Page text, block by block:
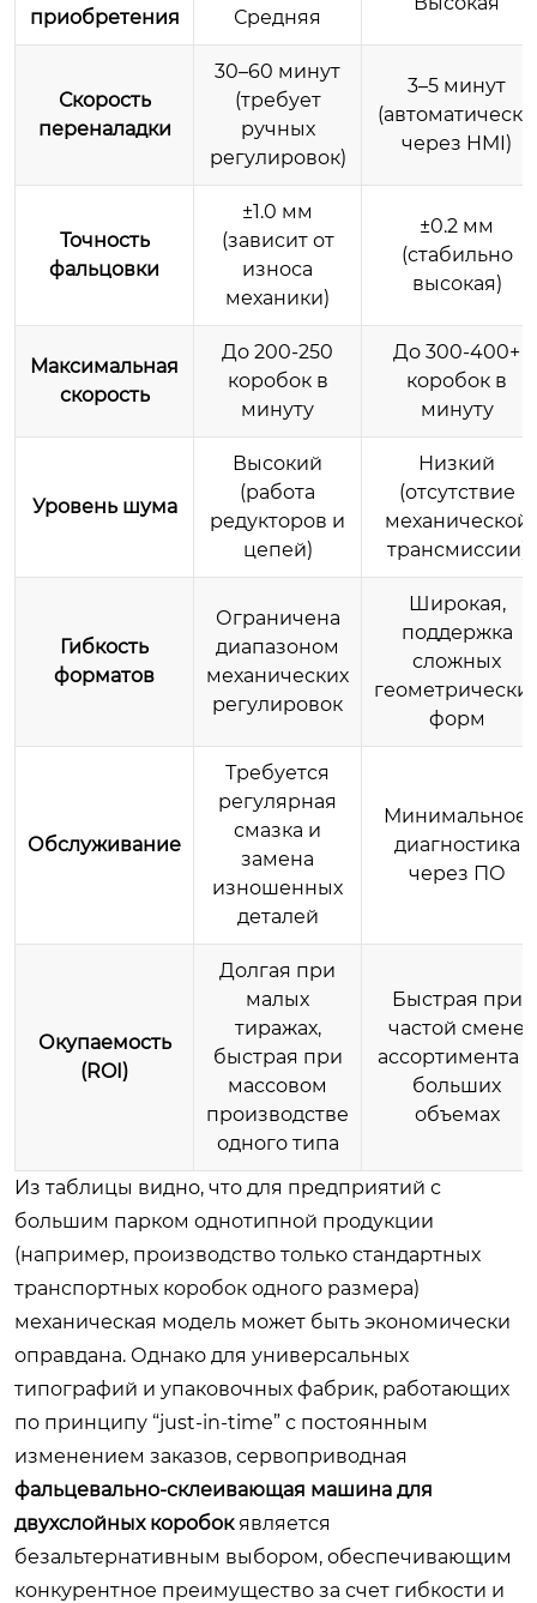
приобретения Средняя
Скорость
переналадки
30–60 минут
(требует
ручных
регулировок)
3–5 минут
(автоматически
через HMI)
Точность
фальцовки
±1.0 мм
(зависит от
износа
механики)
±0.2 мм
(стабильно
высокая)
Максимальная
скорость
До 200-250
коробок в
минуту
До 300-400+
коробок в
минуту
Уровень шума
Высокий
(работа
редукторов и
цепей)
Низкий
(отсутствие
механической
трансмиссии)
Гибкость
форматов
Ограничена
диапазоном
механических
регулировок
Широкая,
поддержка
сложных
форм
Обслуживание
Требуется
регулярная
смазка и
замена
изношенных
деталей
Минимальное,
диагностика
через ПО
Окупаемость
(ROI)
Долгая при
малых
тиражах,
быстрая при
массовом
производстве
одного типа
Быстрая при
частой смене
ассортимента и
больших
объемах
Из таблицы видно, что для предприятий с
большим парком однотипной продукции
(например, производство только стандартных
транспортных коробок одного размера)
механическая модель может быть экономически
оправдана. Однако для универсальных
типографий и упаковочных фабрик, работающих
по принципу “just-in-time” с постоянным
изменением заказов, сервоприводная
фальцевально-склеивающая машина для
двухслойных коробокявляется
безальтернативным выбором, обеспечивающим
конкурентное преимущество за счет гибкости и